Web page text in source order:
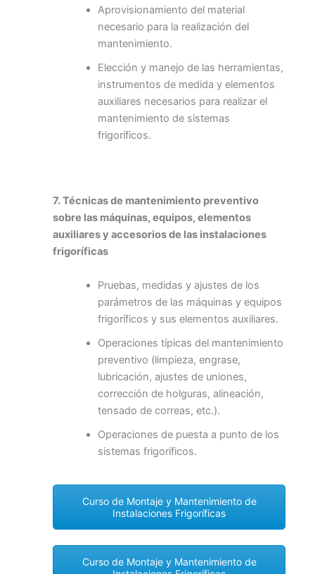
Aprovisionamiento del material
necesario para la realización del
mantenimiento.
Elección y manejo de las herramientas,
instrumentos de medida y elementos
auxiliares necesarios para realizar el
mantenimiento de sistemas
frigoríficos.
7. Técnicas de mantenimiento preventivo
sobre las máquinas, equipos, elementos
auxiliares y accesorios de las instalaciones
frigoríficas
Pruebas, medidas y ajustes de los
parámetros de las máquinas y equipos
frigoríficos y sus elementos auxiliares.
Operaciones típicas del mantenimiento
preventivo (limpieza, engrase,
lubricación, ajustes de uniones,
corrección de holguras, alineación,
tensado de correas, etc.).
Operaciones de puesta a punto de los
sistemas frigoríficos.
Curso de Montaje y Mantenimiento de
Instalaciones Frigoríficas
Curso de Montaje y Mantenimiento de